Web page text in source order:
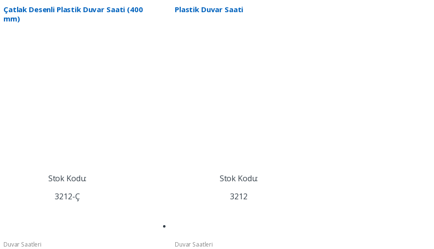
Çatlak Desenli Plastik Duvar Saati (400
mm)
Stok Kodu:
3212-Ç
Plastik Duvar Saati
Stok Kodu:
3212
Duvar Saatleri Duvar Saatleri